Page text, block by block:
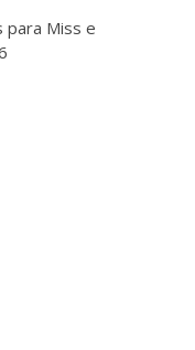
para Miss e